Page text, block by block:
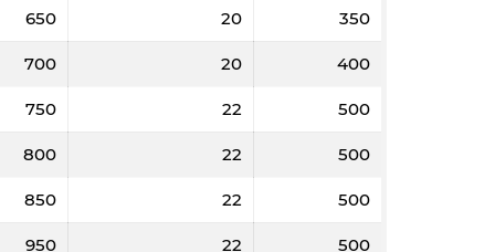
650 20 350
700 20 400
750 22 500
800 22 500
850 22 500
950 22 500